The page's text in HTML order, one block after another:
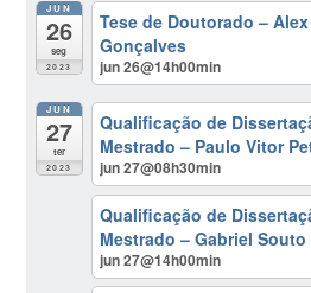
JUN
26
seg
2023
Tese de Doutorado –
Gonçalves
jun 26@14h00min
JUN
27
ter
2023
Qualificação de
Mestrado – Paulo Vitor
jun 27@08h30min
Qualificação de
Mestrado – Gabriel Souto
jun 27@14h00min